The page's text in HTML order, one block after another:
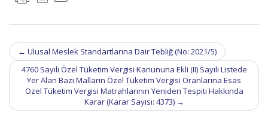
Post
navigation
← Ulusal Meslek Standartlarına Dair Tebliğ (No: 2021/5)
4760 Sayılı Özel Tüketim Vergisi Kanununa Ekli (II) Sayılı Listede
Yer Alan Bazı Malların Özel Tüketim Vergisi Oranlarına Esas
Özel Tüketim Vergisi Matrahlarının Yeniden Tespiti Hakkında
Karar (Karar Sayısı: 4373) →